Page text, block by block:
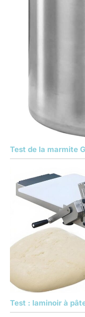
Test de la marmite
Test : laminoir à